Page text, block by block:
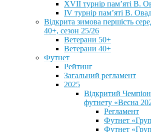
XVII турнір пам’яті В.
IV турнір пам’яті В.
Відкрита зимова першість
40+, сезон 25/26
Ветерани 50+
Ветерани 40+
Футнет
Рейтинг
Загальний регламент
2025
Відкритий
футнету «Весна
Регламент
Футнет
Футнет